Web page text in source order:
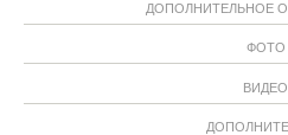
ДОПОЛНИТЕЛЬНОЕ
ФОТО
ВИДЕО